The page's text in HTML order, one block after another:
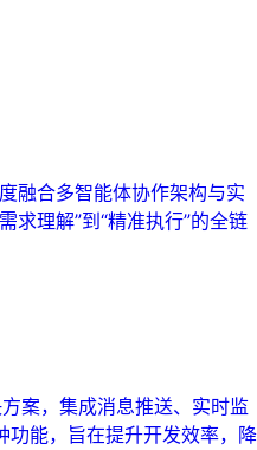
融合多智能体协作架构与实
求理解”到“精准执行”的全链
案，集成消息推送、实时监
功能，旨在提升开发效率，降